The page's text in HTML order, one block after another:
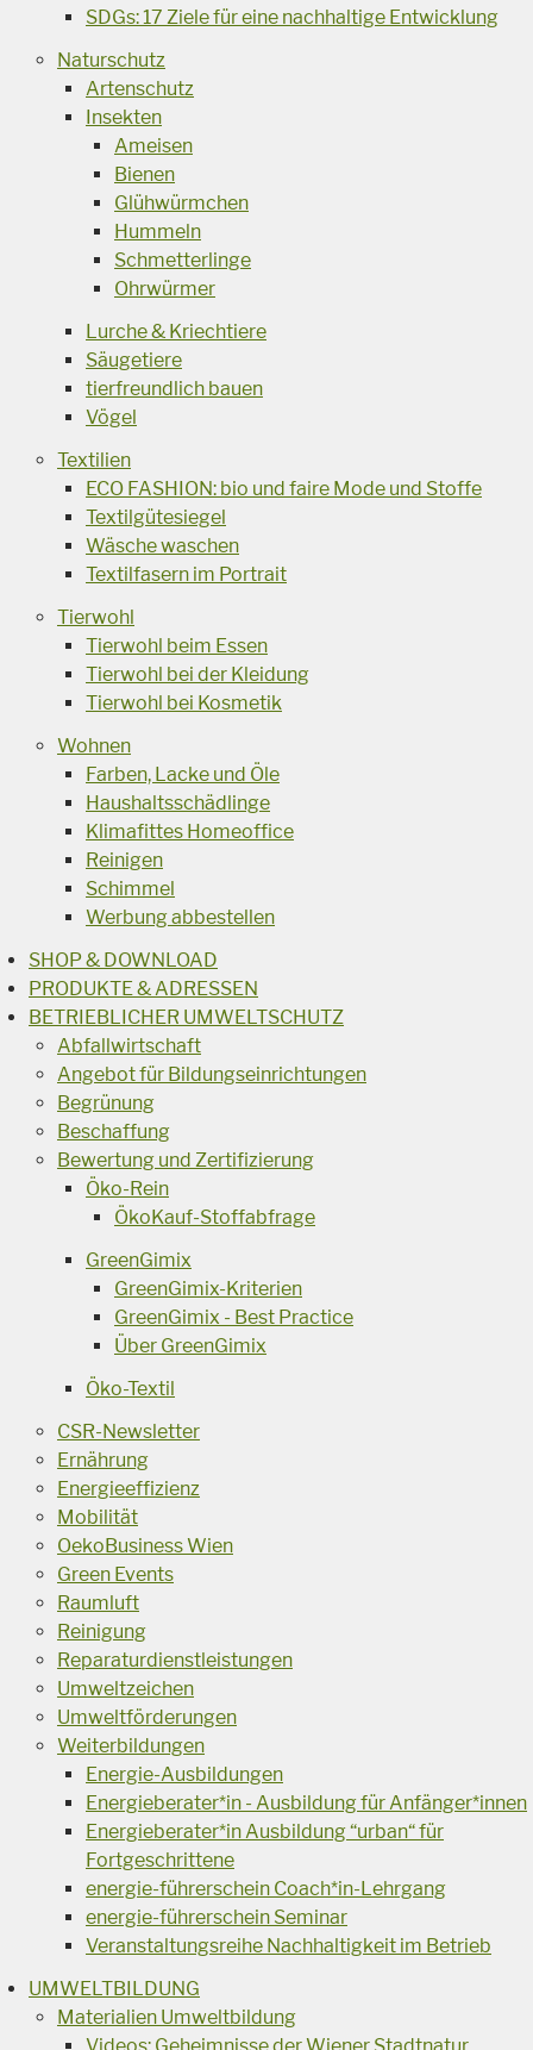
SDGs: 17 Ziele für eine nachhaltige Entwicklung
Naturschutz
Artenschutz
Insekten
Ameisen
Bienen
Glühwürmchen
Hummeln
Schmetterlinge
Ohrwürmer
Lurche & Kriechtiere
Säugetiere
tierfreundlich bauen
Vögel
Textilien
ECO FASHION: bio und faire Mode und Stoffe
Textilgütesiegel
Wäsche waschen
Textilfasern im Portrait
Tierwohl
Tierwohl beim Essen
Tierwohl bei der Kleidung
Tierwohl bei Kosmetik
Wohnen
Farben, Lacke und Öle
Haushaltsschädlinge
Klimafittes Homeoffice
Reinigen
Schimmel
Werbung abbestellen
SHOP & DOWNLOAD
PRODUKTE & ADRESSEN
BETRIEBLICHER UMWELTSCHUTZ
Abfallwirtschaft
Angebot für Bildungseinrichtungen
Begrünung
Beschaffung
Bewertung und Zertifizierung
Öko-Rein
ÖkoKauf-Stoffabfrage
GreenGimix
GreenGimix-Kriterien
GreenGimix - Best Practice
Über GreenGimix
Öko-Textil
CSR-Newsletter
Ernährung
Energieeffizienz
Mobilität
OekoBusiness Wien
Green Events
Raumluft
Reinigung
Reparaturdienstleistungen
Umweltzeichen
Umweltförderungen
Weiterbildungen
Energie-Ausbildungen
Energieberater*in - Ausbildung für Anfänger*innen
Energieberater*in Ausbildung “urban“ für
Fortgeschrittene
energie-führerschein Coach*in-Lehrgang
energie-führerschein Seminar
Veranstaltungsreihe Nachhaltigkeit im Betrieb
UMWELTBILDUNG
Materialien Umweltbildung